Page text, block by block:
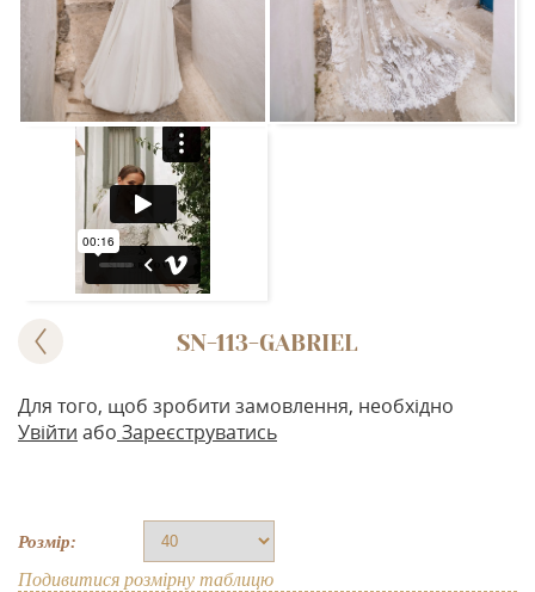
SN-113-GABRIEL
Для того, щоб зробити замовлення, необхідно
Увійти або Зареєструватись
Розмір:
Подивитися розмірну таблицю